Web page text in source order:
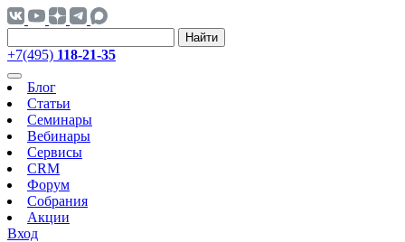
Найти
+7(495) 118-21-35
Блог
Статьи
Семинары
Вебинары
Сервисы
CRM
Форум
Собрания
Акции
Вход